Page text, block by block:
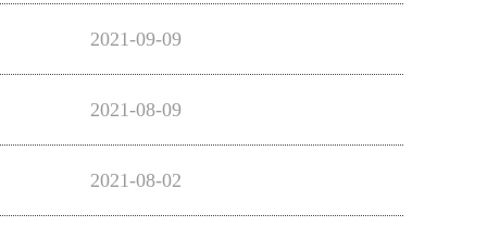
2021-09-09
2021-08-09
2021-08-02